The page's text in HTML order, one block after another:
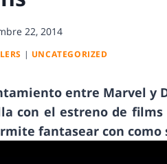
22, 2014
| UNCATEGORIZED
entre Marvel y
con el estreno de
fantasear con